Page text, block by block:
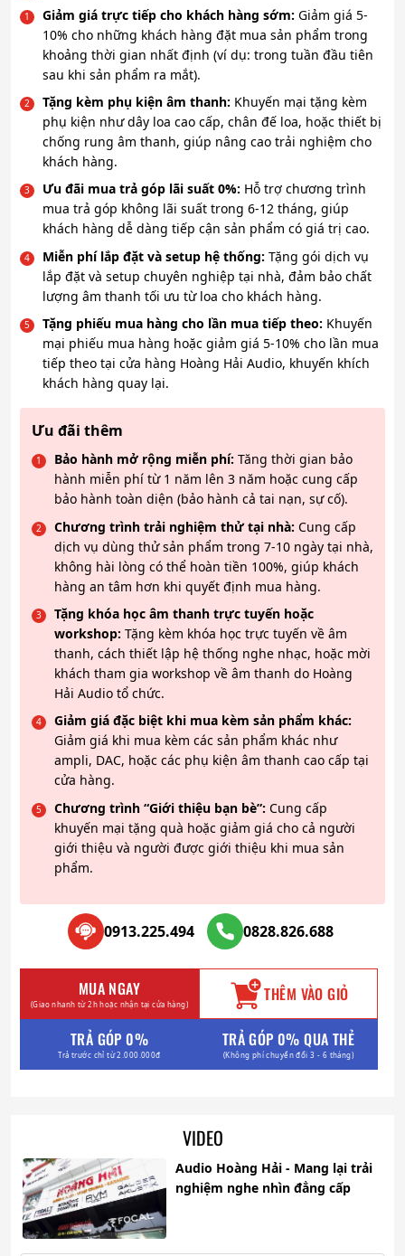
Giảm giá trực tiếp cho khách hàng sớm: Giảm giá 5-
10% cho những khách hàng đặt mua sản phẩm trong
khoảng thời gian nhất định (ví dụ: trong tuần đầu tiên
sau khi sản phẩm ra mắt).
Tặng kèm phụ kiện âm thanh: Khuyến mại tặng kèm
phụ kiện như dây loa cao cấp, chân đế loa, hoặc thiết bị
chống rung âm thanh, giúp nâng cao trải nghiệm cho
khách hàng.
Ưu đãi mua trả góp lãi suất 0%: Hỗ trợ chương trình
mua trả góp không lãi suất trong 6-12 tháng, giúp
khách hàng dễ dàng tiếp cận sản phẩm có giá trị cao.
Miễn phí lắp đặt và setup hệ thống: Tặng gói dịch vụ
lắp đặt và setup chuyên nghiệp tại nhà, đảm bảo chất
lượng âm thanh tối ưu từ loa cho khách hàng.
Tặng phiếu mua hàng cho lần mua tiếp theo: Khuyến
mại phiếu mua hàng hoặc giảm giá 5-10% cho lần mua
tiếp theo tại cửa hàng Hoàng Hải Audio, khuyến khích
khách hàng quay lại.
Ưu đãi thêm
Bảo hành mở rộng miễn phí: Tăng thời gian bảo
hành miễn phí từ 1 năm lên 3 năm hoặc cung cấp
bảo hành toàn diện (bảo hành cả tai nạn, sự cố).
Chương trình trải nghiệm thử tại nhà: Cung cấp
dịch vụ dùng thử sản phẩm trong 7-10 ngày tại nhà,
không hài lòng có thể hoàn tiền 100%, giúp khách
hàng an tâm hơn khi quyết định mua hàng.
Tặng khóa học âm thanh trực tuyến hoặc
workshop: Tặng kèm khóa học trực tuyến về âm
thanh, cách thiết lập hệ thống nghe nhạc, hoặc mời
khách tham gia workshop về âm thanh do Hoàng
Hải Audio tổ chức.
Giảm giá đặc biệt khi mua kèm sản phẩm khác:
Giảm giá khi mua kèm các sản phẩm khác như
ampli, DAC, hoặc các phụ kiện âm thanh cao cấp tại
cửa hàng.
Chương trình “Giới thiệu bạn bè”: Cung cấp
khuyến mại tặng quà hoặc giảm giá cho cả người
giới thiệu và người được giới thiệu khi mua sản
phẩm.
0913.225.494 0828.826.688
MUA NGAY
(Giao nhanh từ 2h hoặc nhận tại cửa hàng) THÊM VÀO GIỎ
TRẢ GÓP 0%
Trả trước chỉ từ 2.000.000đ
TRẢ GÓP 0% QUA THẺ
(Không phí chuyển đổi 3 - 6 tháng)
VIDEO
Audio Hoàng Hải - Mang lại trải
nghiệm nghe nhìn đẳng cấp